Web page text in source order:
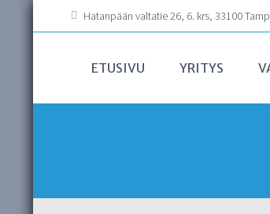
Hatanpään valtatie 26, 6. krs, 33100
ETUSIVU YRITYS